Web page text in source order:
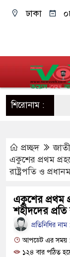
ঢাকা
শিরোনাম :
প্রচ্ছদ
একুশের প্রথম
রাষ্ট্রপতি ও
একুশের প্রথম
শহীদদের প্রতি
প্রতিনিধির নাম :
আপডেট এর সময় :
১২৪ বার পঠিত